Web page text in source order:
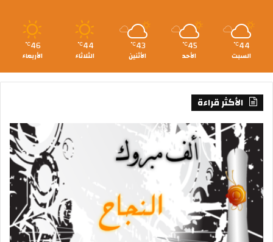
44
℃
السبت
45
℃
الأحد
43
℃
الأثنين
44
℃
الثلاثاء
46
℃
الأربعاء
الأكثر قراءة